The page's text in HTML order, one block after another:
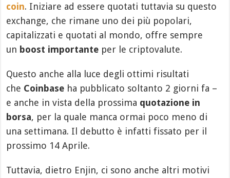
coin. Iniziare ad essere quotati tuttavia su questo
exchange, che rimane uno dei più popolari,
capitalizzati e quotati al mondo, offre sempre
un boost importante per le criptovalute.
Questo anche alla luce degli ottimi risultati
che Coinbase ha pubblicato soltanto 2 giorni fa –
e anche in vista della prossima quotazione in
borsa, per la quale manca ormai poco meno di
una settimana. Il debutto è infatti fissato per il
prossimo 14 Aprile.
Tuttavia, dietro Enjin, ci sono anche altri motivi